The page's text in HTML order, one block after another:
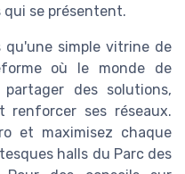
se présentent.
qu'une simple vitrine de
où le monde de
des solutions,
renforcer ses réseaux.
et maximisez chaque
halls du Parc des